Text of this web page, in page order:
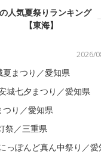
人気夏祭りランキング
【東海】
2026/
夏まつり／愛知県
城七夕まつり／愛知県
つり／愛知県
祭／三重県
っぽんど真ん中祭り／愛